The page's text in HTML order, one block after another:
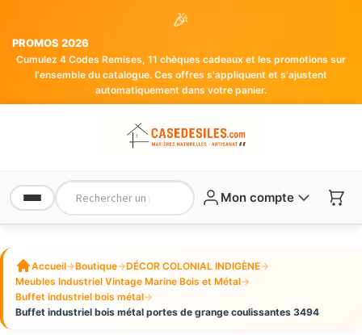
🎉
PROMOS 2026
Cumulez 4 Codes Remises, 11 chèques cadeaux et les promotions sur
l'ensemble du catalogue. Ces offres s'appliquent et s'ajustent
automatiquement dans votre panier.
Mon compte
Accueil→Boutique→DÉCOR COLONIAL INDIGÈNE→
Meubles Industriel Vintage Marine Bois et Métal→
Buffet industriel bois métal→
Buffet industriel bois métal portes de grange coulissantes 3494